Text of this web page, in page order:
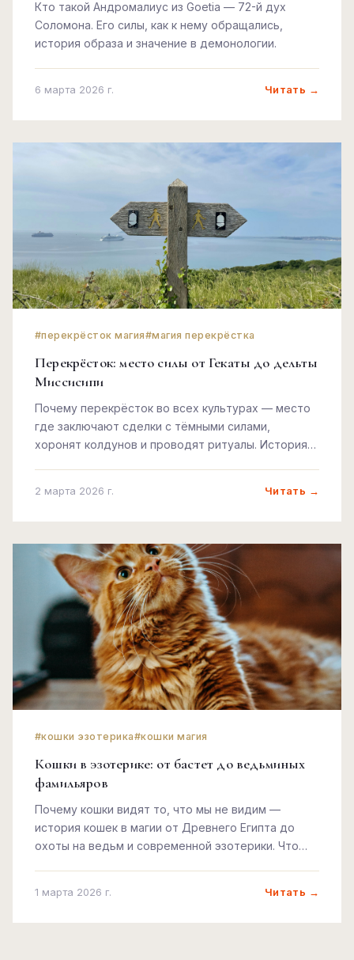
Кто такой Андромалиус из Goetia — 72-й дух
Соломона. Его силы, как к нему обращались,
история образа и значение в демонологии.
6 марта 2026 г. Читать →
#перекрёсток магия#магия перекрёстка
Перекрёсток: место силы от Гекаты до дельты
Миссисипи
Почему перекрёсток во всех культурах — место
где заключают сделки с тёмными силами,
хоронят колдунов и проводят ритуалы. История
2 марта 2026 г. Читать →
#кошки эзотерика#кошки магия
Кошки в эзотерике: от бастет до ведьминых
фамильяров
Почему кошки видят то, что мы не видим —
история кошек в магии от Древнего Египта до
охоты на ведьм и современной эзотерики. Что
1 марта 2026 г. Читать →